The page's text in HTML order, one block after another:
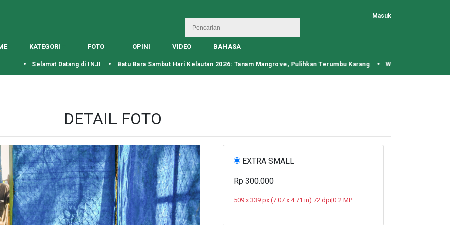
Masuk
KATEGORI FOTO OPINI VIDEO BAHASA
Selamat Datang di INJI Batu Bara Sambut Hari Kelautan 2026: Tanam Mangrove, Pulihkan Terumbu Karang Warga Beutong Surati
DETAIL FOTO
EXTRA SMALL
Rp 300.000
509 x 339 px (7.07 x 4.71 in) 72 dpi|0.2 MP